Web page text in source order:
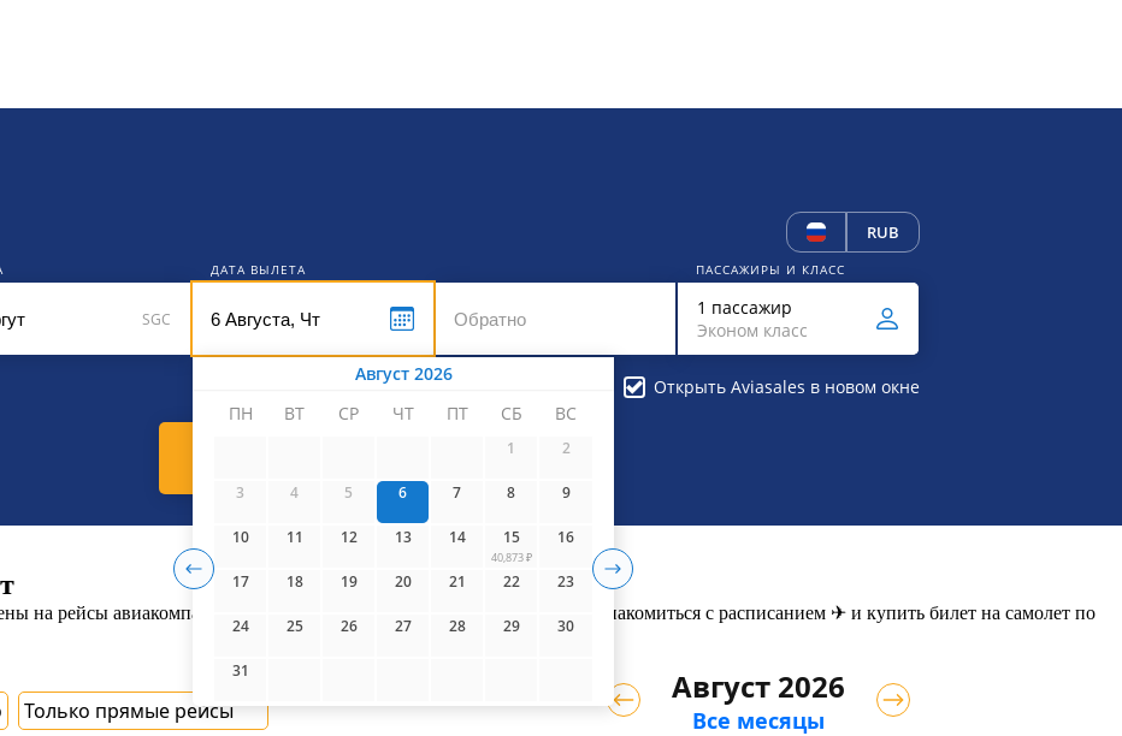
RUB
SGC
ДАТА ВЫЛЕТА
Август 2026
ПН
ВТ СР ЧТ ПТ СБ ВС
1 2
3 4 5 6 7 8 9
10 11 12 13 14 15
40,873 ₽
16
17 18 19 20 21 22 23
24 25 26 27 28 29 30
31
ПАССАЖИРЫ И КЛАСС
1 пассажир
Эконом класс
Открыть Aviasales в новом окне
на рейсы авиакомпаний поможет UniTicket.ru. На сайте вы можете ознакомиться с расписанием ✈ и купить билет на самолет по
Только прямые рейсы
Август 2026
Все месяцы